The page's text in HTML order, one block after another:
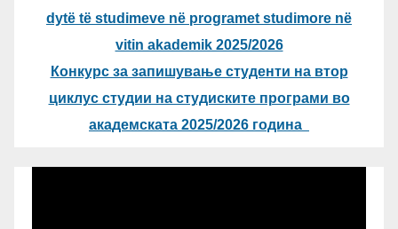
dytë të studimeve në programet studimore në
vitin akademik 2025/2026
Конкурс за запишување студенти на втор
циклус студии на студиските програми во
академската 2025/2026 година